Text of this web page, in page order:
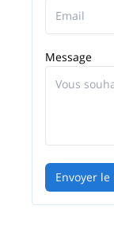
Message
Envoyer le